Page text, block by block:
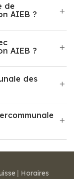
de
AIEB ?
AIEB ?
des
| Horaires